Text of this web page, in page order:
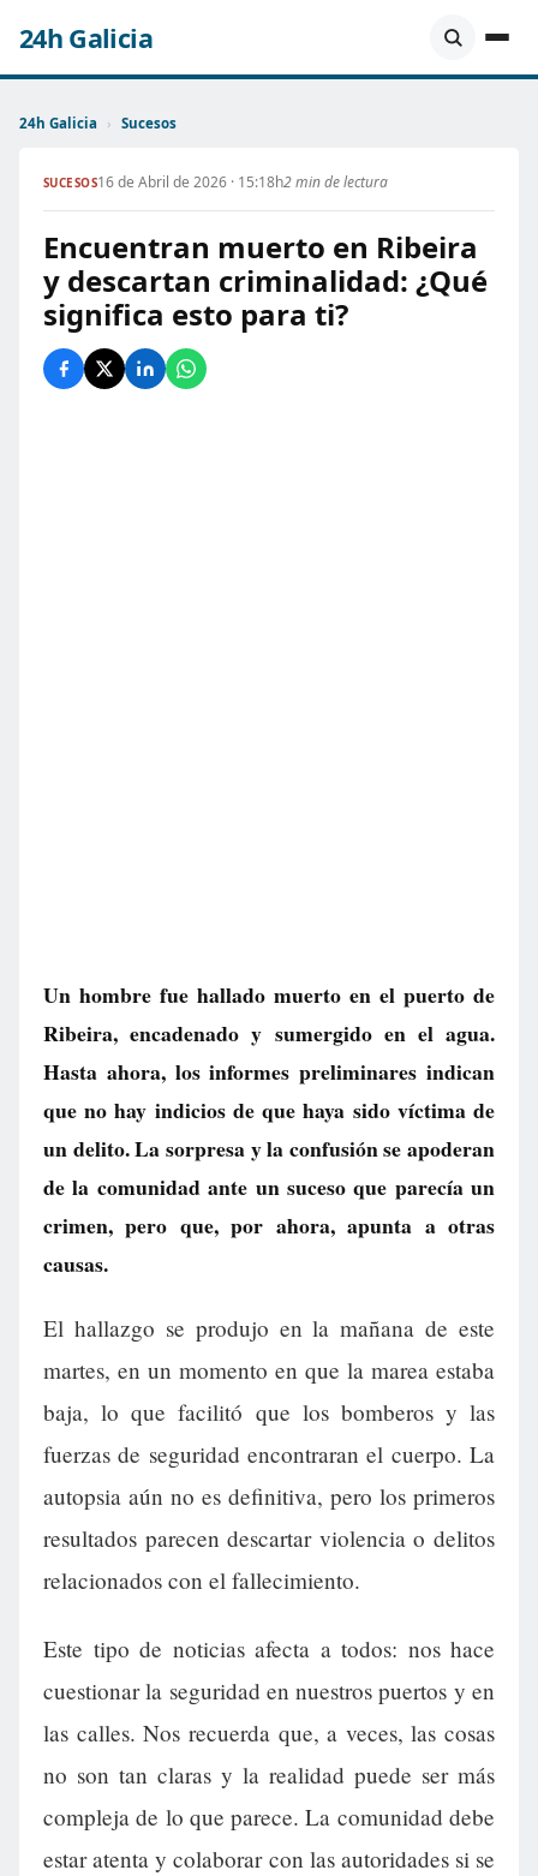
24h Galicia
24h Galicia › Sucesos
SUCESOS16 de Abril de 2026 · 15:18h2 min de lectura
Encuentran muerto en Ribeira
y descartan criminalidad: ¿Qué
significa esto para ti?
Un hombre fue hallado muerto en el puerto de
Ribeira, encadenado y sumergido en el agua.
Hasta ahora, los informes preliminares indican
que no hay indicios de que haya sido víctima de
un delito. La sorpresa y la confusión se apoderan
de la comunidad ante un suceso que parecía un
crimen, pero que, por ahora, apunta a otras
causas.
El hallazgo se produjo en la mañana de este
martes, en un momento en que la marea estaba
baja, lo que facilitó que los bomberos y las
fuerzas de seguridad encontraran el cuerpo. La
autopsia aún no es definitiva, pero los primeros
resultados parecen descartar violencia o delitos
relacionados con el fallecimiento.
Este tipo de noticias afecta a todos: nos hace
cuestionar la seguridad en nuestros puertos y en
las calles. Nos recuerda que, a veces, las cosas
no son tan claras y la realidad puede ser más
compleja de lo que parece. La comunidad debe
estar atenta y colaborar con las autoridades si se